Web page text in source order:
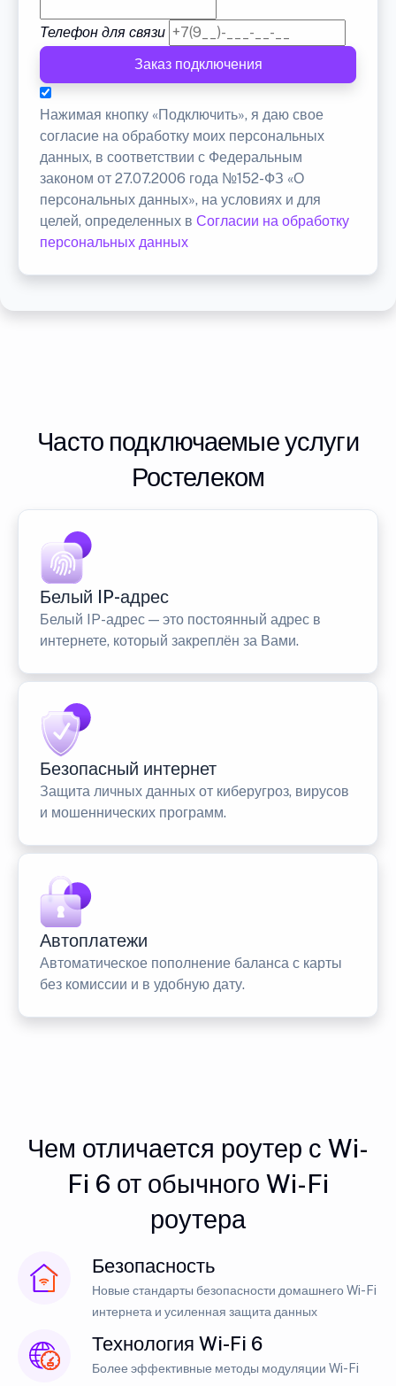
Телефон для связи
Заказ подключения
Нажимая кнопку «Подключить», я даю свое
согласие на обработку моих персональных
данных, в соответствии с Федеральным
законом от 27.07.2006 года №152-ФЗ «О
персональных данных», на условиях и для
целей, определенных в Согласии на обработку
персональных данных
Часто подключаемые услуги
Ростелеком
Белый IP-адрес
Белый IP-адрес — это постоянный адрес в
интернете, который закреплён за Вами.
Безопасный интернет
Защита личных данных от киберугроз, вирусов
и мошеннических программ.
Автоплатежи
Автоматическое пополнение баланса с карты
без комиссии и в удобную дату.
Чем отличается роутер с Wi-
Fi 6 от обычного Wi-Fi
роутера
Безопасность
Новые стандарты безопасности домашнего Wi-Fi
интернета и усиленная защита данных
Технология Wi-Fi 6
Более эффективные методы модуляции Wi-Fi